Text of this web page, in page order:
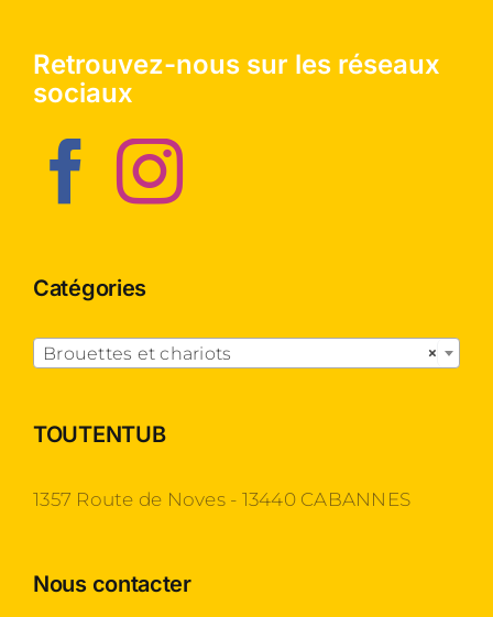
Retrouvez-nous sur les réseaux
sociaux
Catégories
×
Brouettes et chariots
TOUTENTUB
1357 Route de Noves - 13440 CABANNES
Nous contacter